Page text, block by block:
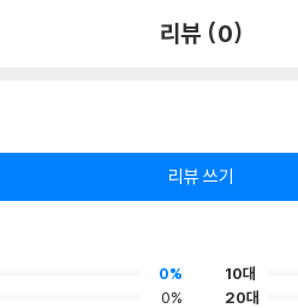
리뷰 (0)
리뷰 쓰기
0%
0%
10대
20대